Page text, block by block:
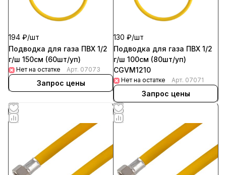
194 ₽/шт
Подводка для газа ПВХ 1/2
г/ш 150см (60шт/уп)
Нет на остатке Арт. 07073
Запрос цены
130 ₽/шт
Подводка для газа ПВХ 1/2
г/ш 100см (80шт/уп)
CGVM1210
Нет на остатке Арт. 07071
Запрос цены